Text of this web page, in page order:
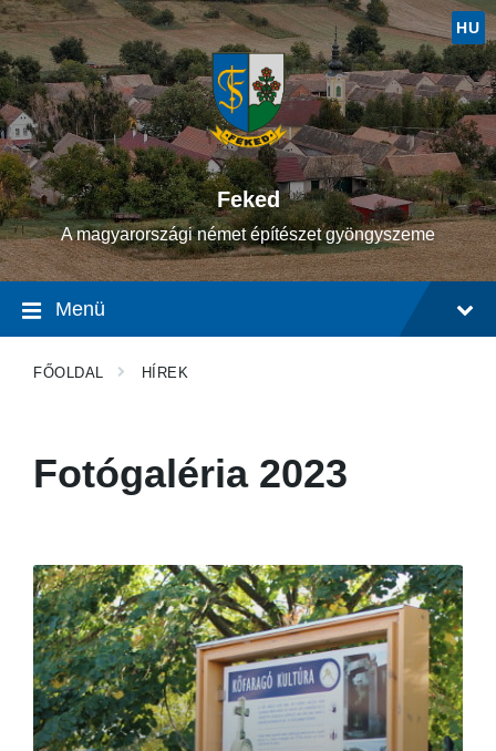
Ugrás
a
tartalomhoz
Ugrás
a
fő
navigációhoz
Ugrás
a
lábléchez
HU
Feked
A magyarországi német építészet gyöngyszeme
Menü
FŐOLDAL HÍREK
Fotógaléria 2023
Tovább